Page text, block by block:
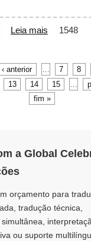
e
Leia mais sobre
1548
‹ anterior … 7 8
13 14 15
fim »
a Global
orçamento para
tradução técnica,
ou suporte